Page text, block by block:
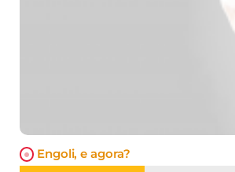
Engoli, e agora?